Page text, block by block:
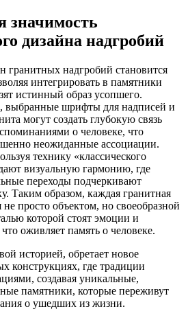
значимость
дизайна надгробий
гранитных надгробий становится
интегрировать в памятники
истинный образ усопшего.
выбранные шрифты для надписей и
могут создать глубокую связь
о человеке, что
неожиданные ассоциации.
технику «классического
визуальную гармонию, где
переходы подчеркивают
Таким образом, каждая гранитная
не просто объектом, но своеобразной
которой стоят эмоции и
оживляет память о человеке.
историей, обретает новое
конструкциях, где традиции
создавая уникальные,
памятники, которые переживут
о ушедших из жизни.